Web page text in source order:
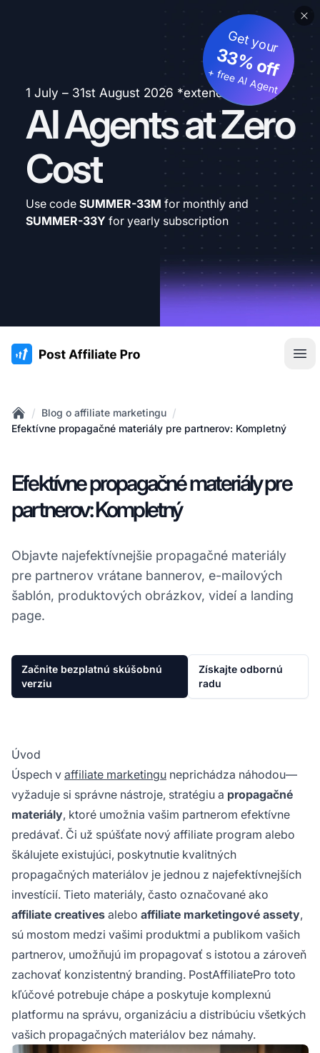
1 July – 31st August 2026 *extended
AI Agents at Zero
Cost
Get your
33% off
+ free AI Agent
Use code SUMMER-33M for monthly and
SUMMER-33Y for yearly subscription
:site.title
Home
/ Blog o affiliate marketingu /
Efektívne propagačné materiály pre partnerov: Kompletný
Efektívne propagačné materiály pre
partnerov: Kompletný
Objavte najefektívnejšie propagačné materiály
pre partnerov vrátane bannerov, e-mailových
šablón, produktových obrázkov, videí a landing
page.
Začnite bezplatnú skúšobnú
verziu
Získajte odbornú
radu
Úvod
Úspech v affiliate marketingu neprichádza náhodou—
vyžaduje si správne nástroje, stratégiu a propagačné
materiály, ktoré umožnia vašim partnerom efektívne
predávať. Či už spúšťate nový affiliate program alebo
škálujete existujúci, poskytnutie kvalitných
propagačných materiálov je jednou z najefektívnejších
investícií. Tieto materiály, často označované ako
affiliate creatives alebo affiliate marketingové assety,
sú mostom medzi vašimi produktmi a publikom vašich
partnerov, umožňujú im propagovať s istotou a zároveň
zachovať konzistentný branding. PostAffiliatePro toto
kľúčové potrebuje chápe a poskytuje komplexnú
platformu na správu, organizáciu a distribúciu všetkých
vašich propagačných materiálov bez námahy.